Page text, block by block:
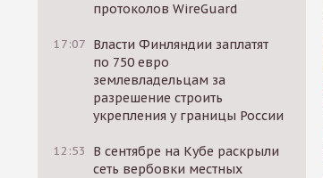
протоколов WireGuard
17:07 Власти Финляндии заплатят
по 750 евро
землевладельцам за
разрешение строить
укрепления у границы России
12:53
В сентябре на Кубе раскрыли
сеть вербовки местных